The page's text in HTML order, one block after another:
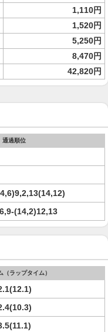
1,110円
1,520円
5,250円
8,470円
42,820円
通過順位
(14,2)12,13
（ラップタイム）